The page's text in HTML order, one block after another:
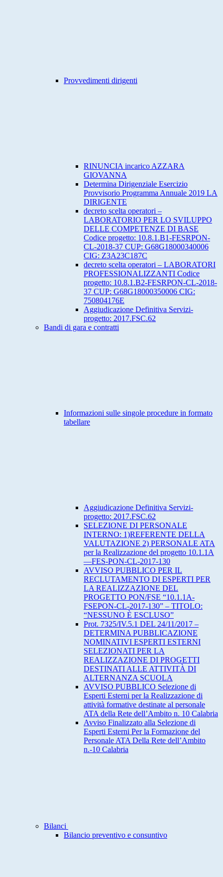
Provvedimenti dirigenti
RINUNCIA incarico AZZARA
GIOVANNA
Determina Dirigenziale Esercizio
Provvisorio Programma Annuale 2019 LA
DIRIGENTE
decreto scelta operatori –
LABORATORIO PER LO SVILUPPO
DELLE COMPETENZE DI BASE
Codice progetto: 10.8.1.B1-FESRPON-
CL-2018-37 CUP: G68G18000340006
CIG: Z3A23C187C
decreto scelta operatori – LABORATORI
PROFESSIONALIZZANTI Codice
progetto: 10.8.1.B2-FESRPON-CL-2018-
37 CUP: G68G18000350006 CIG:
750804176E
Aggiudicazione Definitiva Servizi-
progetto: 2017.FSC.62
Bandi di gara e contratti
Informazioni sulle singole procedure in formato
tabellare
Aggiudicazione Definitiva Servizi-
progetto: 2017.FSC.62
SELEZIONE DI PERSONALE
INTERNO: 1)REFERENTE DELLA
VALUTAZIONE 2) PERSONALE ATA
per la Realizzazione del progetto 10.1.1A
—FES-PON-CL-2017-130
AVVISO PUBBLICO PER IL
RECLUTAMENTO DI ESPERTI PER
LA REALIZZAZIONE DEL
PROGETTO PON/FSE “10.1.1A-
FSEPON-CL-2017-130” – TITOLO:
“NESSUNO È ESCLUSO”
Prot. 7325/IV.5.1 DEL 24/11/2017 –
DETERMINA PUBBLICAZIONE
NOMINATIVI ESPERTI ESTERNI
SELEZIONATI PER LA
REALIZZAZIONE DI PROGETTI
DESTINATI ALLE ATTIVITÀ DI
ALTERNANZA SCUOLA
AVVISO PUBBLICO Selezione di
Esperti Esterni per la Realizzazione di
attività formative destinate al personale
ATA della Rete dell’Ambito n. 10 Calabria
Avviso Finalizzato alla Selezione di
Esperti Esterni Per la Formazione del
Personale ATA Della Rete dell’Ambito
n.-10 Calabria
Bilanci
Bilancio preventivo e consuntivo